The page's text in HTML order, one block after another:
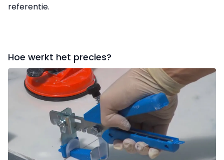
referentie.
Hoe werkt het precies?